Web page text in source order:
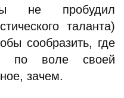
не пробудил
таланта)
сообразить, где
по воле своей
зачем.